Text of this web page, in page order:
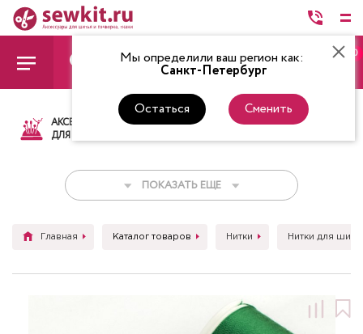
Мы определили ваш регион как:
Санкт-Петербург
Остаться Сменить
0
АКСЕССУАРЫ
ДЛЯ ШИТЬЯ
ТКАНИ НИТКИ
ПОКАЗАТЬ ЕЩЕ
Главная Каталог товаров Нитки Нитки для